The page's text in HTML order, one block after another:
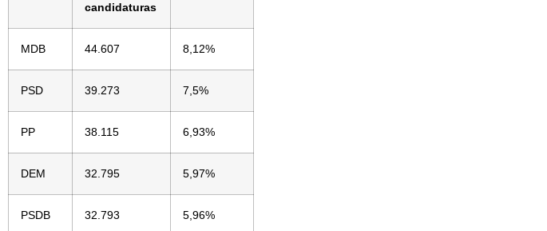
candidaturas
MDB 44.607 8,12%
PSD 39.273 7,5%
PP 38.115 6,93%
DEM 32.795 5,97%
PSDB 32.793 5,96%